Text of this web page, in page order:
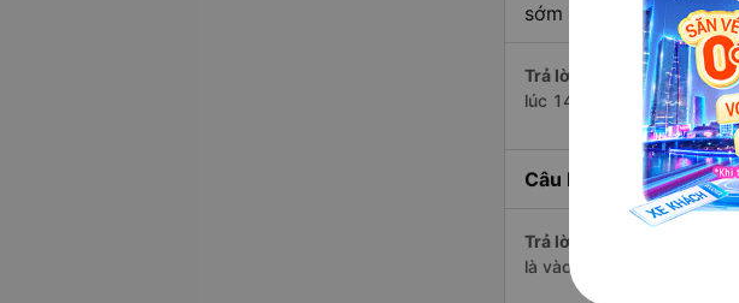
sớm nhất?
Trả lời: ChuyếnGiường
lúc 14:40 là của nhà xe
Câu hỏi: Nhà xe đi
Trả lời: Giường
là vào lúc 18:20 là của nhà